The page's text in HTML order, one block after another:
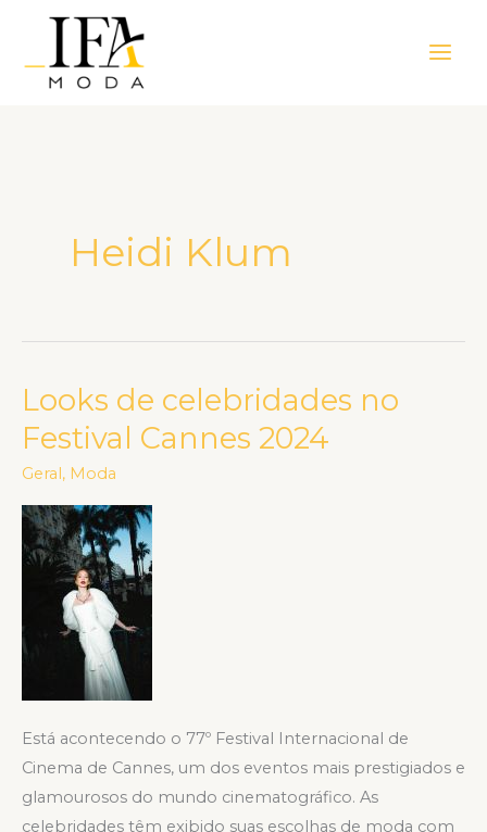
Menu
Heidi Klum
Looks de celebridades no
Festival Cannes 2024
Geral , Moda
Está acontecendo o 77º Festival Internacional de
Cinema de Cannes, um dos eventos mais prestigiados e
glamourosos do mundo cinematográfico. As
celebridades têm exibido suas escolhas de moda com
Looks
de
celebridades
no
Festival
Cannes
2024